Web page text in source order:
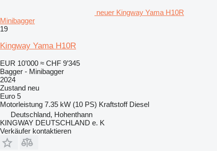
neuer Kingway Yama H10R
Minibagger
19
Kingway Yama H10R
EUR 10’000 ≈ CHF 9’345
Bagger - Minibagger
2024
Zustand neu
Euro 5
Motorleistung 7.35 kW (10 PS) Kraftstoff Diesel
Deutschland, Hohenthann
KINGWAY DEUTSCHLAND e. K
Verkäufer kontaktieren